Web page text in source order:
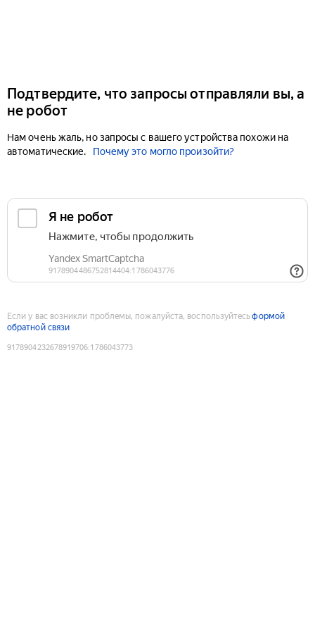
Подтвердите, что запросы отправляли вы, а
не робот
Нам очень жаль, но запросы с вашего устройства похожи на
автоматические.
Почему это могло произойти?
Если у вас возникли проблемы, пожалуйста, воспользуйтесьформой
обратной связи
9178904232678919706:1786043773